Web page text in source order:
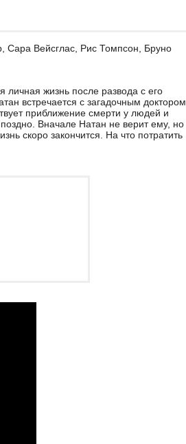
Вейсглас, Рис Томпсон, Бруно
жизнь после развода с его
встречается с загадочным доктором
приближение смерти у людей и
Вначале Натан не верит ему, но
скоро закончится. На что потратить